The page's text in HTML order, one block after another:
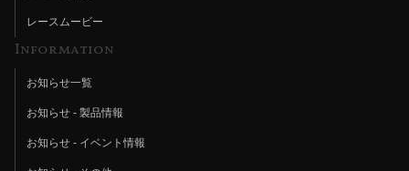
レースムービー
Information
お知らせ一覧
お知らせ - 製品情報
お知らせ - イベント情報